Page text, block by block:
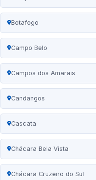
Botafogo
Campo Belo
Campos dos Amarais
Candangos
Cascata
Chácara Bela Vista
Chácara Cruzeiro do Sul